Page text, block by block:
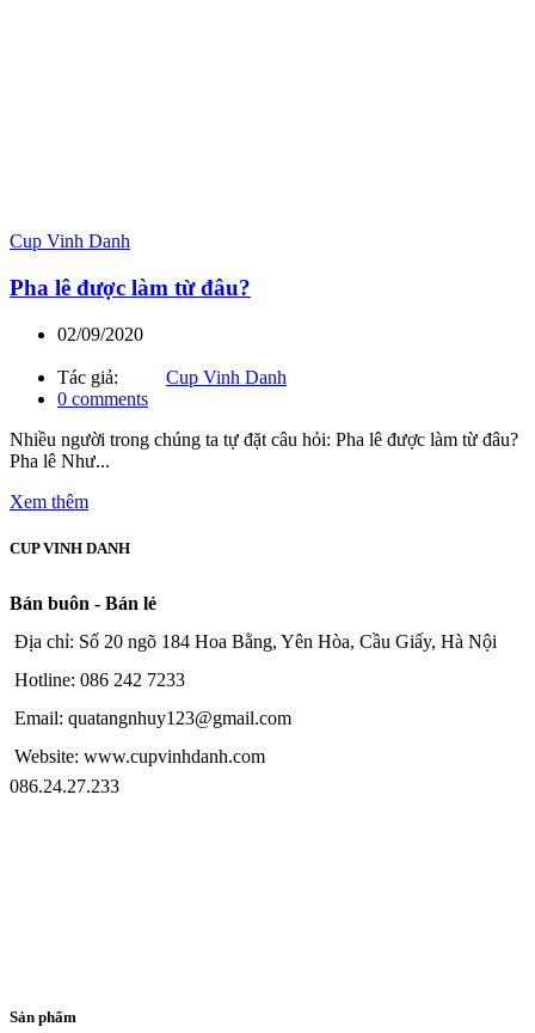
Cup Vinh Danh
Pha lê được làm từ đâu?
02/09/2020
Tác giả:
Cup Vinh Danh
0 comments
Nhiều người trong chúng ta tự đặt câu hỏi: Pha lê được làm từ đâu?
Pha lê Như...
Xem thêm
CUP VINH DANH
Bán buôn - Bán lẻ
Địa chỉ: Số 20 ngõ 184 Hoa Bằng, Yên Hòa, Cầu Giấy, Hà Nội
Hotline: 086 242 7233
Email: quatangnhuy123@gmail.com
Website: www.cupvinhdanh.com
086.24.27.233
Sản phẩm